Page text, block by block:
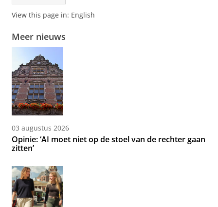
View this page in: English
Meer nieuws
03 augustus 2026
Opinie: ‘AI moet niet op de stoel van de rechter gaan
zitten’